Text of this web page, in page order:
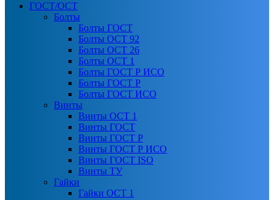
ГОСТ/ОСТ
Болты
Болты ГОСТ
Болты ОСТ 92
Болты ОСТ 26
Болты ОСТ 1
Болты ГОСТ Р ИСО
Болты ГОСТ Р
Болты ГОСТ ИСО
Винты
Винты ОСТ 1
Винты ГОСТ
Винты ГОСТ Р
Винты ГОСТ Р ИСО
Винты ГОСТ ISO
Винты ТУ
Гайки
Гайки ОСТ 1